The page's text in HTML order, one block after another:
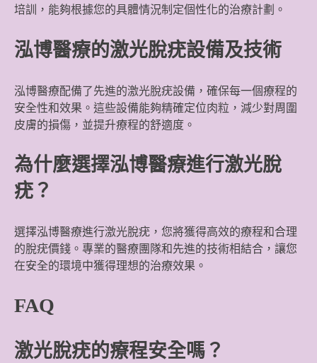
培訓，能夠根據您的具體情況制定個性化的治療計劃。
泓博醫療的激光脫疣設備及技術
泓博醫療配備了先進的激光脫疣設備，確保每一個療程的
安全性和效果。這些設備能夠精確定位肉粒，減少對周圍
皮膚的損傷，並提升療程的舒適度。
為什麼選擇泓博醫療進行激光脫
疣？
選擇泓博醫療進行激光脫疣，您將獲得高效的療程和合理
的脫疣價錢。專業的醫療團隊和先進的技術相結合，讓您
在安全的環境中獲得理想的治療效果。
FAQ
激光脫疣的療程安全嗎？